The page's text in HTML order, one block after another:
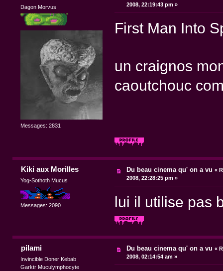
Dagon Morvus
Messages: 2831
2008, 22:19:43 pm »
First Man Into
un craignos
caoutchouc
Kiki aux Morilles
Yog-Sothoth Mucus
Messages: 2090
Du beau cinema qu' on a vu «
2008, 22:28:25 pm »
lui il utilise pas
pilami
Invincible Doner Kebab
Garktr Muculymphocyte
Du beau cinema qu' on a vu «
2008, 02:14:54 am »